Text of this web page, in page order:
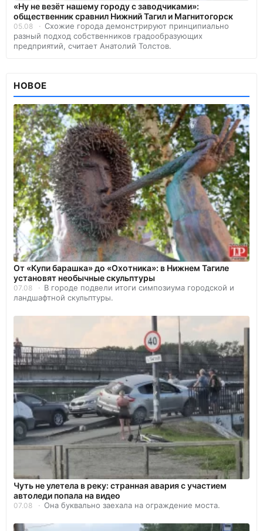
«Ну не везёт нашему городу с заводчиками»:
общественник сравнил Нижний Тагил и Магнитогорск
05.08
Схожие города демонстрируют принципиально
разный подход собственников градообразующих
предприятий, считает Анатолий Толстов.
НОВОЕ
От «Купи барашка» до «Охотника»: в Нижнем Тагиле
установят необычные скульптуры
07.08
В городе подвели итоги симпозиума городской и
ландшафтной скульптуры.
Чуть не улетела в реку: странная авария с участием
автоледи попала на видео
07.08 Она буквально заехала на ограждение моста.